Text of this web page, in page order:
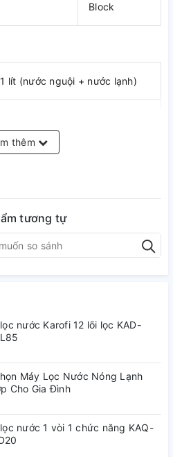
Block
lít (nước nguội + nước lạnh)
20L/h
RO 100 GPD; Smax
HP 6.0; Smax Master
Bioceramic, Far-Infrared,
T33-GAC, Nano
thêm
tương tự
nước Karofi 12 lõi lọc KAD-
Máy Lọc Nước Nóng Lạnh
Cho Gia Đình
nước 1 vòi 1 chức năng KAQ-